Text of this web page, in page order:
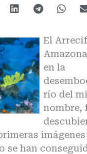
El
en la
río del
nombre,
se han